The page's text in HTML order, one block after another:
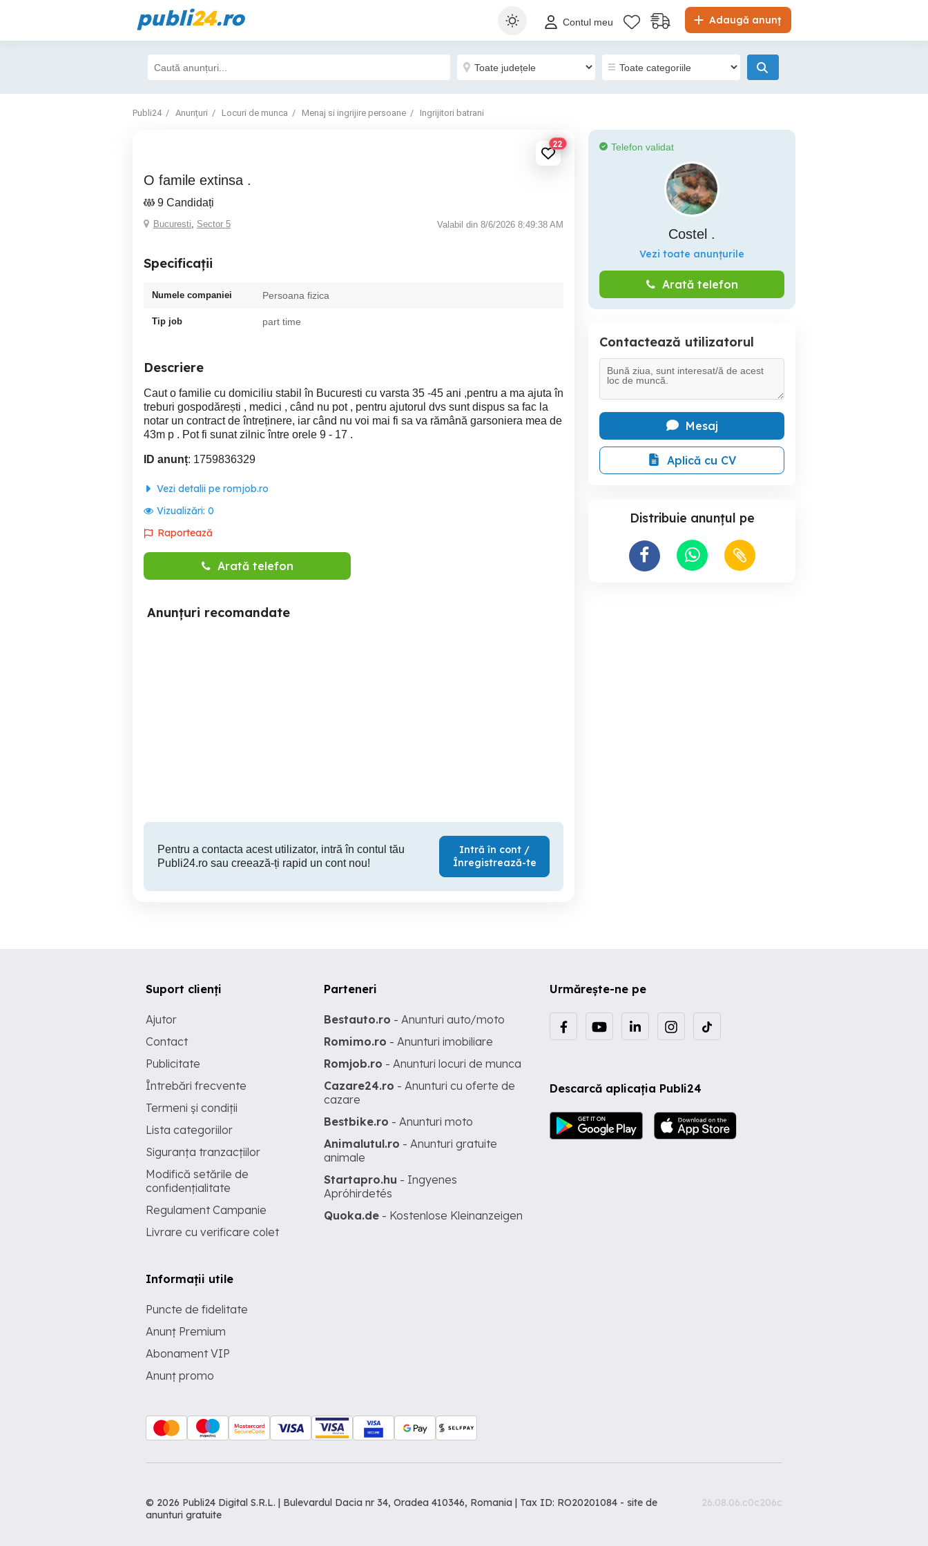
publi24.ro Adaugă anunț
Contul meu
Publi24 Anunțuri Locuri de munca Menaj si ingrijire persoane Ingrijitori batrani
22
O famile extinsa .
9 Candidați
Bucuresti, Sector 5 Valabil din 8/6/2026 8:49:38 AM
Specificații
Numele companiei Persoana fizica
Tip job part time
Descriere
Caut o familie cu domiciliu stabil în Bucuresti cu varsta 35 -45 ani ,pentru a ma ajuta în
treburi gospodărești , medici , când nu pot , pentru ajutorul dvs sunt dispus sa fac la
notar un contract de întreținere, iar când nu voi mai fi sa va rămână garsoniera mea de
43m p . Pot fi sunat zilnic între orele 9 - 17 .
ID anunț: 1759836329
Vezi detalii pe romjob.ro
Vizualizări: 0
Raportează
Arată telefon
Anunțuri recomandate
Pentru a contacta acest utilizator, intră în contul tău
Publi24.ro sau creează-ți rapid un cont nou!
Intră în cont /
Înregistrează-te
Telefon validat
Costel .
Vezi toate anunțurile
Arată telefon
Contactează utilizatorul
Mesaj
Aplică cu CV
Distribuie anunțul pe
Urmărește-ne pe
Descarcă aplicația Publi24
Suport clienți
Ajutor
Contact
Publicitate
Întrebări frecvente
Termeni și condiții
Lista categoriilor
Siguranța tranzacțiilor
Modifică setările de
confidențialitate
Regulament Campanie
Livrare cu verificare colet
Informații utile
Puncte de fidelitate
Anunț Premium
Abonament VIP
Anunț promo
Parteneri
Bestauto.ro - Anunturi auto/moto
Romimo.ro - Anunturi imobiliare
Romjob.ro - Anunturi locuri de munca
Cazare24.ro - Anunturi cu oferte de
cazare
Bestbike.ro - Anunturi moto
Animalutul.ro - Anunturi gratuite
animale
Startapro.hu - Ingyenes
Apróhirdetés
Quoka.de - Kostenlose Kleinanzeigen
© 2026 Publi24 Digital S.R.L. | Bulevardul Dacia nr 34, Oradea 410346, Romania | Tax ID: RO20201084 - site de
anunturi gratuite
26.08.06.c0c206c